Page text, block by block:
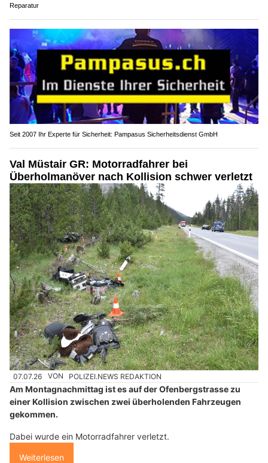
Reparatur
Seit 2007 Ihr Experte für Sicherheit: Pampasus Sicherheitsdienst GmbH
Val Müstair GR: Motorradfahrer bei
Überholmanöver nach Kollision schwer verletzt
07.07.26 VON POLIZEI.NEWS REDAKTION
Am Montagnachmittag ist es auf der Ofenbergstrasse zu
einer Kollision zwischen zwei überholenden Fahrzeugen
gekommen.
Dabei wurde ein Motorradfahrer verletzt.
Weiterlesen